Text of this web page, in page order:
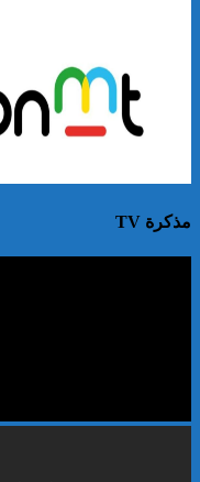
مذكرة TV